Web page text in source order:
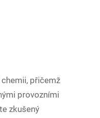
přičemž
provozními
zkušený